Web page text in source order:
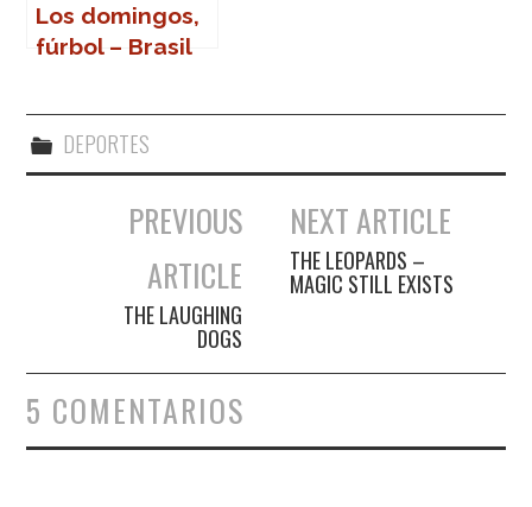
Los domingos,
fúrbol – Brasil
DEPORTES
Navegación de entradas
PREVIOUS
ARTICLE
THE LAUGHING
DOGS
NEXT ARTICLE
THE LEOPARDS –
MAGIC STILL EXISTS
5 COMENTARIOS